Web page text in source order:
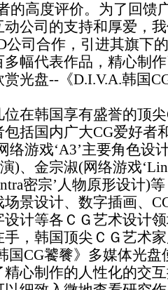
的高度评价。为了回馈
动公司的支持和厚爱，
公司合作，引进其旗下
多幅代表作品，精心制
光盘--《D.I.V.A.韩国
位在韩国享有盛誉的顶
包括国内广大CG爱好者
络游戏‘A3’主要角色设
)、金宗淑(网络游戏
密宗’人物原形设计)
场景设计、数字插画、
设计等各ＣＧ艺术设计
手，韩国顶尖ＣＧ艺术
国CG饕餮》多媒体光
精心制作的人性化的交